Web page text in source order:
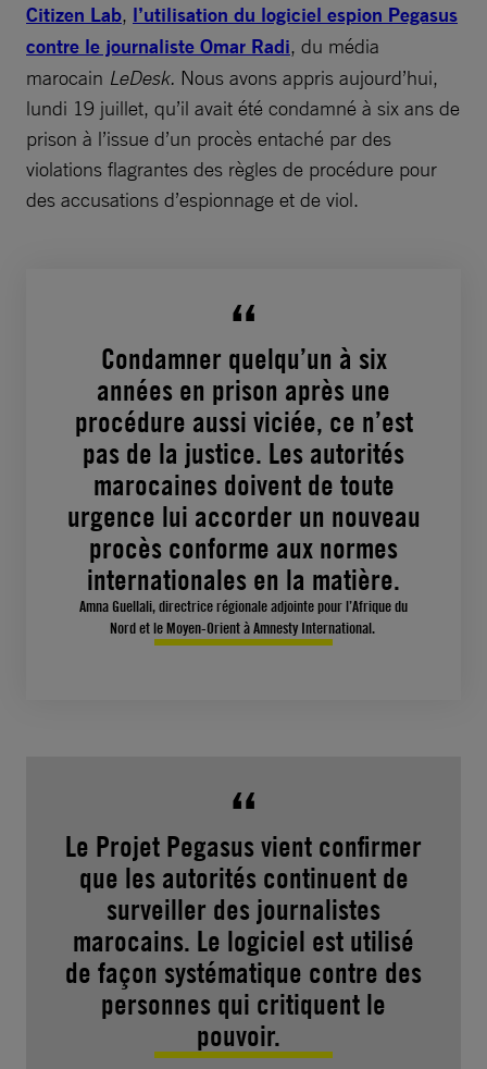
Citizen Lab, l’utilisation du logiciel espion Pegasus
contre le journaliste Omar Radi, du média
marocain LeDesk. Nous avons appris aujourd’hui,
lundi 19 juillet, qu’il avait été condamné à six ans de
prison à l’issue d’un procès entaché par des
violations flagrantes des règles de procédure pour
des accusations d’espionnage et de viol.
Condamner quelqu’un à six
années en prison après une
procédure aussi viciée, ce n’est
pas de la justice. Les autorités
marocaines doivent de toute
urgence lui accorder un nouveau
procès conforme aux normes
internationales en la matière.
Amna Guellali, directrice régionale adjointe pour l’Afrique du
Nord et le Moyen-Orient à Amnesty International.
Le Projet Pegasus vient confirmer
que les autorités continuent de
surveiller des journalistes
marocains. Le logiciel est utilisé
de façon systématique contre des
personnes qui critiquent le
pouvoir.